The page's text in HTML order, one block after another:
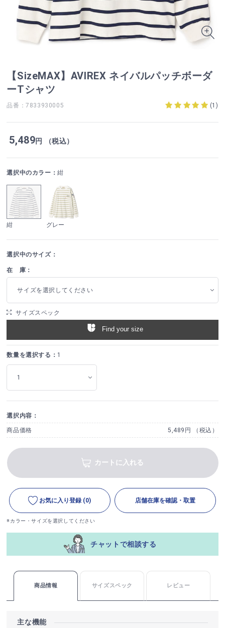
【SizeMAX】AVIREX ネイバルパッチボーダ
ーTシャツ
品番：7833930005 (1 )
5,489円 （税込）
選択中のカラー：紺
紺 グレー
選択中のサイズ：
在 庫：
サイズを選択してください
サイズスペック
Find your size
数量を選択する： 1
選択内容：
商品価格 5,489円 （税込）
カートに入れる
お気に入り登録 (0) 店舗在庫を確認・取置
※カラー・サイズを選択してください
チャットで相談する
商品情報 サイズスペック レビュー
主な機能